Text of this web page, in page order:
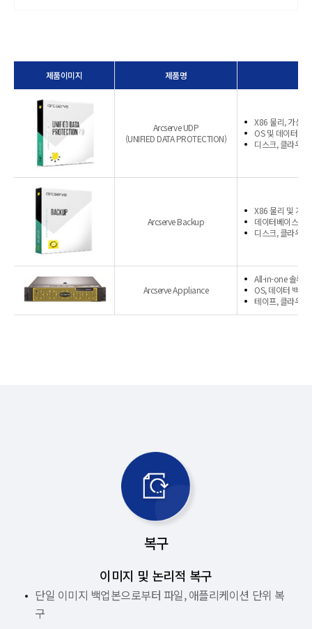
제품이미지 제품명
Arcserve UDP
(UNIFIED DATA PROTECTION)
X86 물리, 가상
OS 및 데이터 백
디스크, 클라우드
Arcserve Backup
X86 물리 및 가
데이터베이스 및
디스크, 클라우드
Arcserve Appliance
All-in-one 솔루션
OS, 데이터 백업,
테이프, 클라우드
복구
이미지 및 논리적 복구
단일 이미지 백업본으로부터 파일, 애플리케이션 단위 복
구